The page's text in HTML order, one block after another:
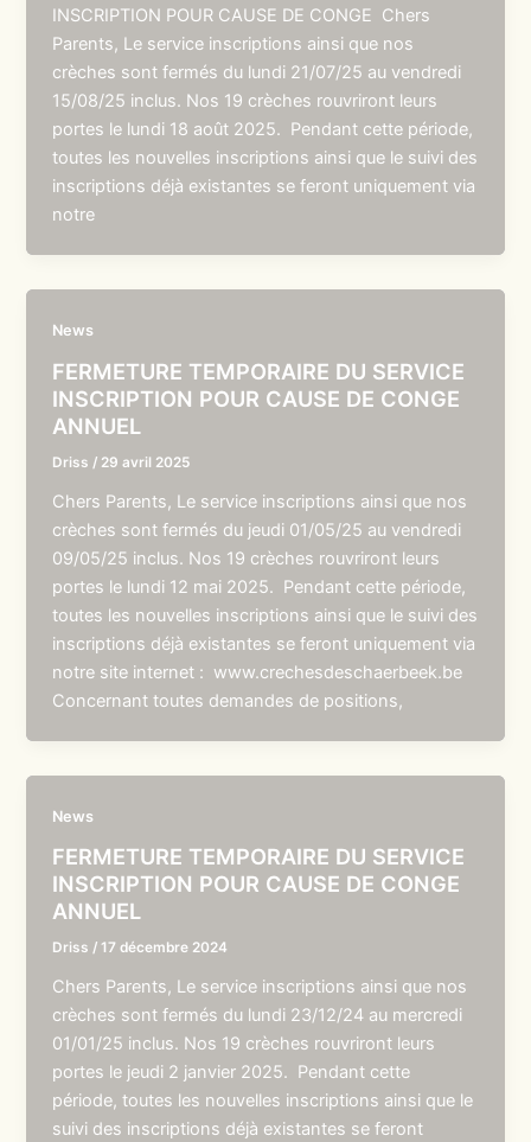
INSCRIPTION POUR CAUSE DE CONGE Chers
Parents, Le service inscriptions ainsi que nos
crèches sont fermés du lundi 21/07/25 au vendredi
15/08/25 inclus. Nos 19 crèches rouvriront leurs
portes le lundi 18 août 2025. Pendant cette période,
toutes les nouvelles inscriptions ainsi que le suivi des
inscriptions déjà existantes se feront uniquement via
notre
News
FERMETURE TEMPORAIRE DU SERVICE
INSCRIPTION POUR CAUSE DE CONGE
ANNUEL
Driss / 29 avril 2025
Chers Parents, Le service inscriptions ainsi que nos
crèches sont fermés du jeudi 01/05/25 au vendredi
09/05/25 inclus. Nos 19 crèches rouvriront leurs
portes le lundi 12 mai 2025. Pendant cette période,
toutes les nouvelles inscriptions ainsi que le suivi des
inscriptions déjà existantes se feront uniquement via
notre site internet : www.crechesdeschaerbeek.be
Concernant toutes demandes de positions,
News
FERMETURE TEMPORAIRE DU SERVICE
INSCRIPTION POUR CAUSE DE CONGE
ANNUEL
Driss /17 décembre 2024
Chers Parents, Le service inscriptions ainsi que nos
crèches sont fermés du lundi 23/12/24 au mercredi
01/01/25 inclus. Nos 19 crèches rouvriront leurs
portes le jeudi 2 janvier 2025. Pendant cette
période, toutes les nouvelles inscriptions ainsi que le
suivi des inscriptions déjà existantes se feront